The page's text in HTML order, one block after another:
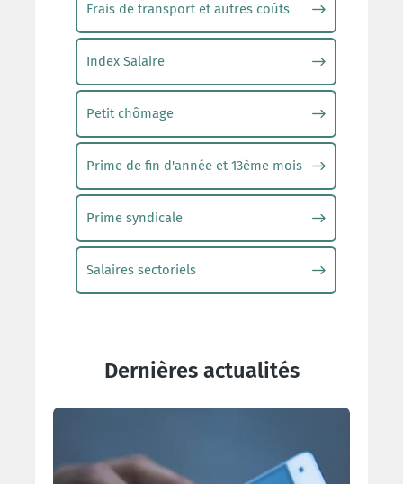
Frais de transport et autres coûts
Index Salaire
Petit chômage
Prime de fin d'année et 13ème mois
Prime syndicale
Salaires sectoriels
Dernières actualités